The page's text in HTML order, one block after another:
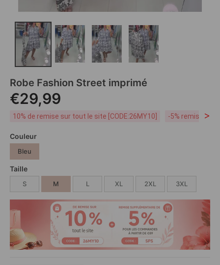
Robe Fashion Street imprimé
€29,99
10% de remise sur tout le site [CODE:26MY10] -5% remise dès
>
Couleur
Bleu
Taille
S M L XL 2XL 3XL